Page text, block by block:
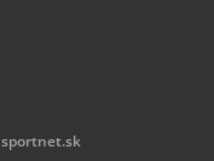
sportnet.sk